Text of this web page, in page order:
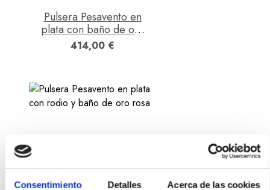
Consentimiento Detalles Acerca de las cookies
Pulsera Pesavento en
plata con baño de oro
rosa
414,00 €